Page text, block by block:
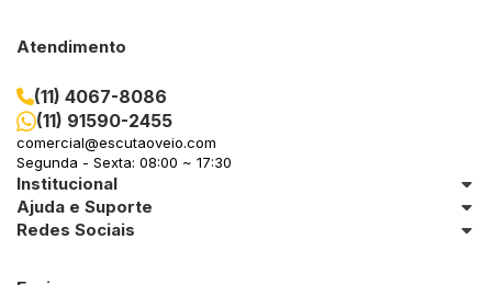
Atendimento
(11) 4067-8086
(11) 91590-2455
comercial@escutaoveio.com
Segunda - Sexta: 08:00 ~ 17:30
Institucional
Ajuda e Suporte
Redes Sociais